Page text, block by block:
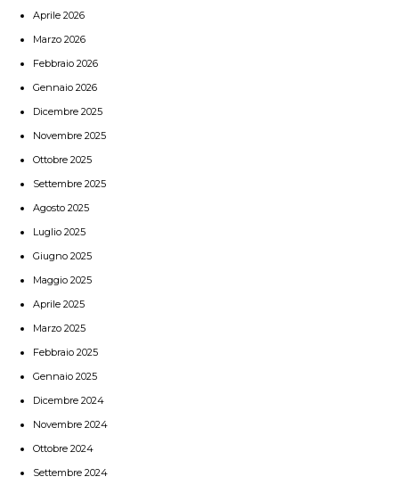
Aprile 2026
Marzo 2026
Febbraio 2026
Gennaio 2026
Dicembre 2025
Novembre 2025
Ottobre 2025
Settembre 2025
Agosto 2025
Luglio 2025
Giugno 2025
Maggio 2025
Aprile 2025
Marzo 2025
Febbraio 2025
Gennaio 2025
Dicembre 2024
Novembre 2024
Ottobre 2024
Settembre 2024